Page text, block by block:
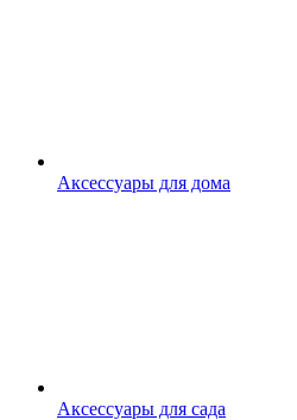
Аксессуары для дома
Аксессуары для сада